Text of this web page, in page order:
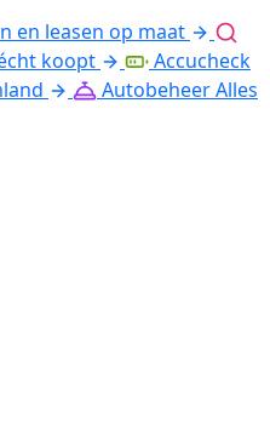
en leasen op maat
koopt
Accucheck
AutobeheerAlles